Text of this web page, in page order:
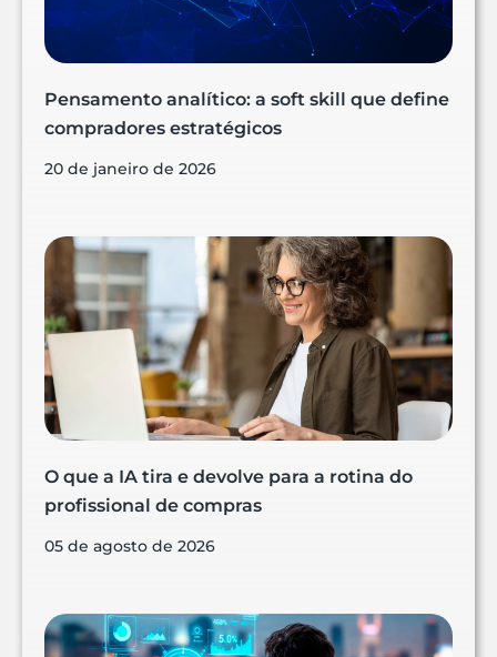
Pensamento analítico: a soft skill que define
compradores estratégicos
20 de janeiro de 2026
O que a IA tira e devolve para a rotina do
profissional de compras
05 de agosto de 2026